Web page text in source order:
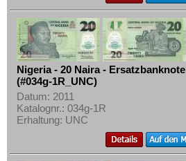
Nigeria - 20 Naira - Ersatzbanknote
(#034g-1R_UNC)
Datum: 2011
Katalognr.: 034g-1R
Erhaltung: UNC